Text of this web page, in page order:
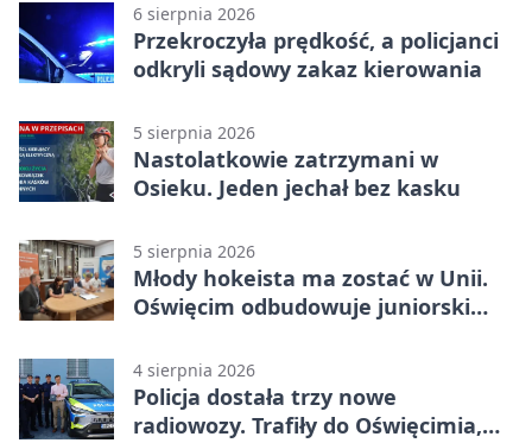
6 sierpnia 2026
Przekroczyła prędkość, a policjanci
odkryli sądowy zakaz kierowania
5 sierpnia 2026
Nastolatkowie zatrzymani w
Osieku. Jeden jechał bez kasku
5 sierpnia 2026
Młody hokeista ma zostać w Unii.
Oświęcim odbudowuje juniorski
4 sierpnia 2026
Policja dostała trzy nowe
radiowozy. Trafiły do Oświęcimia,